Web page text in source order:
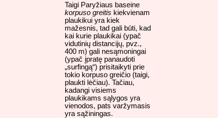
Taigi Paryžiaus baseine
korpuso greitis kiekvienam
plaukikui yra kiek
mažesnis, tad gali būti, kad
kai kurie plaukikai (ypač
vidutinių distancijų, pvz.,
400 m) gali nesąmoningai
(ypač įpratę panaudoti
„surfingą“) prisitaikyti prie
tokio korpuso greičio (taigi,
plaukti lėčiau). Tačiau,
kadangi visiems
plaukikams sąlygos yra
vienodos, pats varžymasis
yra sąžiningas.